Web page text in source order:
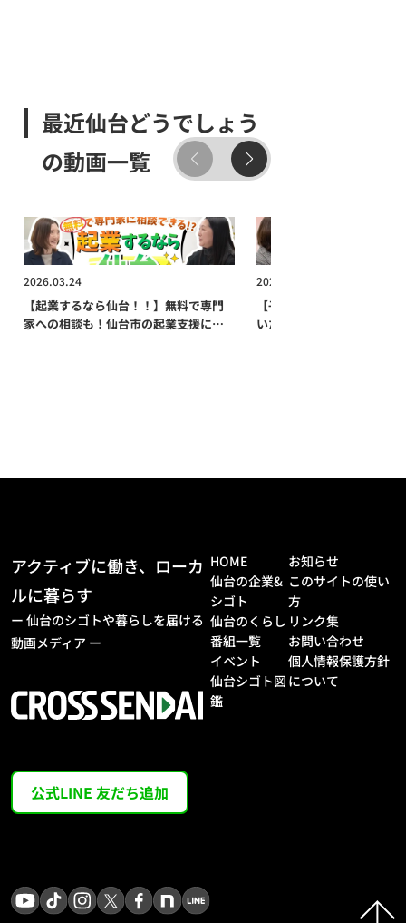
東京23区内在住または東京圏
れた場合で、
「みやぎ移住・交流ガイド」に
対象求人として掲載された企業
ントへ参加した方などが対象で
す。
③ どれくらいで支給される？
手続きは難しい？
-------------------------------------
----
■お問い合わせ先
仙台市移住支援金制度：「移住
支援金申請の手引き」をご覧く
ださい。
yotaisaku/kurashi/machi/kez
aikoyo/kyujin/ijuushien/ijuus
■番組概要
最近仙台どうでしょう
の動画一覧
2026.03.24
【起業するなら仙台！！】無料で専門
家への相談も！仙台市の起業支援に迫
2026.02.17
【子育てするなら仙台⁉】
いたい！おすすめ支援制度
アクティブに働き、ローカ
ルに暮らす
ー 仙台のシゴトや暮らしを届ける
動画メディア ー
公式LINE 友だち追加
HOME
仙台の企業&
シゴト
仙台のくらし
番組一覧
イベント
仙台シゴト図
鑑
お知らせ
このサイトの使い
方
リンク集
お問い合わせ
個人情報保護方針
について